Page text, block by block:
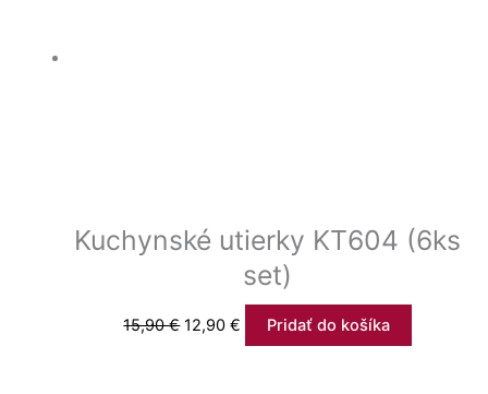
Kuchynské utierky KT604 (6ks
set)
15,90€ 12,90€ Pridať do košíka